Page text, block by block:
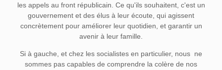
les appels au front républicain. Ce qu'ils souhaitent, c'est un
gouvernement et des élus à leur écoute, qui agissent
concrètement pour améliorer leur quotidien, et garantir un
avenir à leur famille.
Si à gauche, et chez les socialistes en particulier, nous ne
sommes pas capables de comprendre la colère de nos